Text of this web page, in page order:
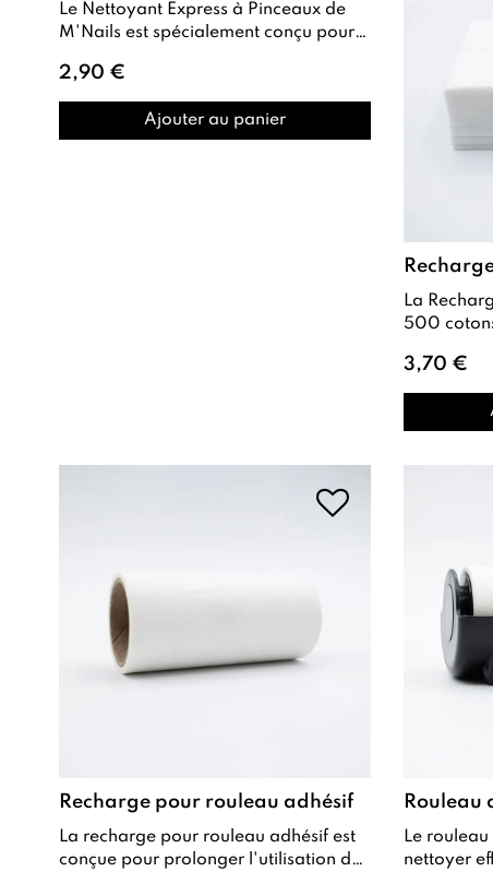
Le Nettoyant Express à Pinceaux de
M'Nails est spécialement conçu pour
util...
2,90 €
Ajouter au panier
La Recharge de Cotton Pads contient
500 cotons
3,70 €
Recharge pour rouleau adhésif
La recharge pour rouleau adhésif est
conçue pour prolonger l'utilisation de
Rouleau
Le rouleau adhésif est conçu pour
nettoyer